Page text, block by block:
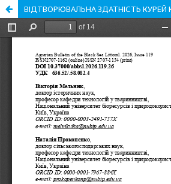
ВІДТВОРЮВАЛЬНА ЗДАТНІСТЬ КУРЕЙ